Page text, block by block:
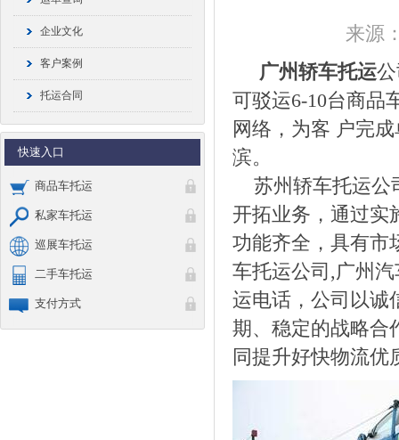
企业文化
客户案例
托运合同
快速入口
商品车托运
私家车托运
巡展车托运
二手车托运
支付方式
来源
广州轿车托运
可驳运6-10台商品
网络，为客 户完
滨。
苏州轿车托运公
开拓业务，通过实
功能齐全，具有市
车托运公司 ,广州 汽
运电话，公司以诚
期、稳定的战略合
同提升好快物流优